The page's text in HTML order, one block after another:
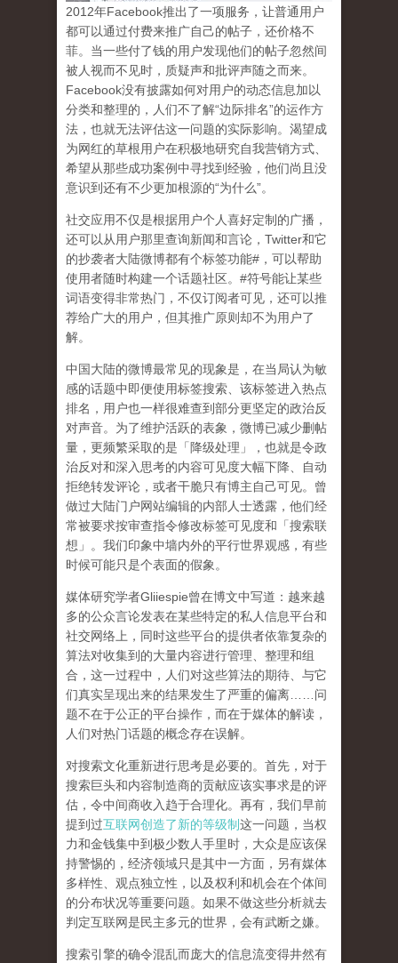
2012年Facebook推出了一项服务，让普通用户
都可以通过付费来推广自己的帖子，还价格不
菲。当一些付了钱的用户发现他们的帖子忽然间
被人视而不见时，质疑声和批评声随之而来。
Facebook没有披露如何对用户的动态信息加以
分类和整理的，人们不了解“边际排名”的运作方
法，也就无法评估这一问题的实际影响。渴望成
为网红的草根用户在积极地研究自我营销方式、
希望从那些成功案例中寻找到经验，他们尚且没
意识到 还有不少更加根源的“为什么”。
社交应用不仅是根据用户个人喜好定制的广播，
还可以从用户那里查询新闻和言论， Twitter和它
的抄袭者大陆微博都有个标签功能# ，可以帮助
使用者随时构建一个话题社区。 #符号能让某些
词语变得非常热门，不仅订阅者可见，还可以推
荐给广大的用户，但其推广原则却不为用户了
解。
中国大陆的微博最常见的现象是，在当局认为敏
感的话题中即便使用标签搜索、该标签进入热点
排名，用户也一样很难查到部分更坚定的政治反
对声音。为了维护活跃的表象，微博已减少删帖
量，更频繁采取的是「降级处理」，也就是令政
治反对和深入思考的内容可见度大幅下降、自动
拒绝转发评论，或者干脆只有博主自己可见。曾
做过大陆门户网站编辑的内部人士透露，他们经
常被要求按审查指令修改标签可见度和「搜索联
想」。 我们印象中墙内外的平行世界观感，有些
时候可能只是个表面的假象。
媒体研究学者Gliiespie曾在博文中写道：越来越
多的公众言论发表在某些特定的私人信息平台和
社交网络上，同时这些平台的提供者依靠复杂的
算法对收集到的大量内容进行管理、整理和组
合，这一过程中，人们对这些算法的期待、与它
们真实呈现出来的结果发生了严重的偏离
问
题不在于公正的平台操作，而在于媒体的解读，
人们对热门话题的概念存在误解。
对搜索文化重新进行思考是必要的。首先，对于
搜索巨头和内容制造商的贡献应该实事求是的评
估，令中间商收入趋于合理化。再有，我们早前
提到过互联网创造了新的等级制这一问题，当权
力和金钱集中到极少数人手里时，大众是应该保
持警惕的，经济领域只是其中一方面，另有媒体
多样性、观点独立性，以及权利和机会在个体间
的分布状况等重要问题。 如果不做这些分析就去
判定互联网是民主多元的世界，会有武断之嫌。
搜索引擎的确令混乱而庞大的信息流变得井然有